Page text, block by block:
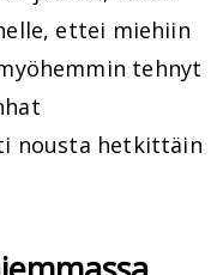
ettei miehiin
tehnyt
nousta hetkittäin